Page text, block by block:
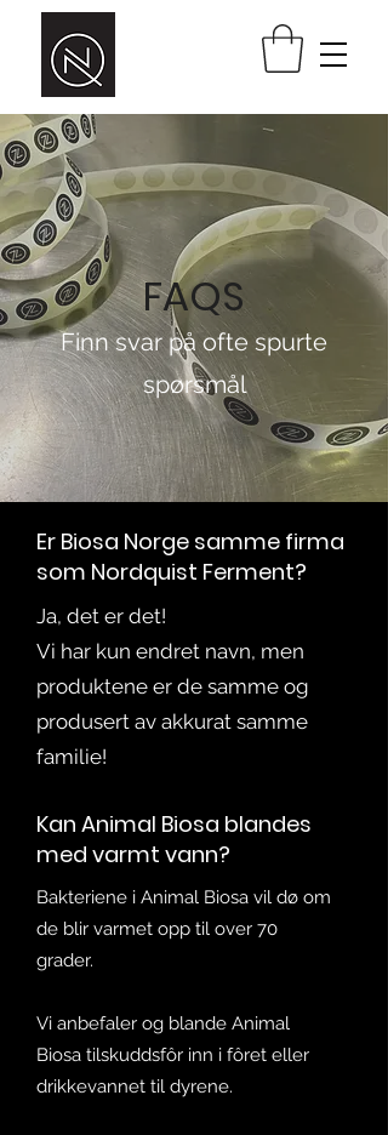
FAQS
Finn svar på ofte spurte
spørsmål
Er Biosa Norge samme firma
som Nordquist Ferment?
Ja, det er det!
Vi har kun endret navn, men
produktene er de samme og
produsert av akkurat samme
familie!
Kan Animal Biosa blandes
med varmt vann?
Bakteriene i Animal Biosa vil dø om
de blir varmet opp til over 70
grader.
Vi anbefaler og blande Animal
Biosa tilskuddsfôr inn i fôret eller
drikkevannet til dyrene.